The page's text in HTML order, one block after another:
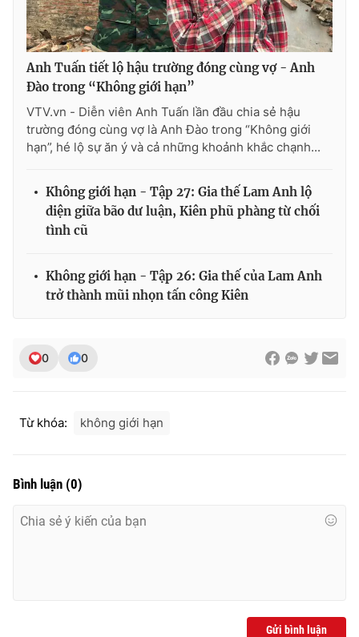
Anh Tuấn tiết lộ hậu trường đóng cùng vợ - Anh
Đào trong “Không giới hạn”
VTV.vn - Diễn viên Anh Tuấn lần đầu chia sẻ hậu
trường đóng cùng vợ là Anh Đào trong “Không giới
hạn”, hé lộ sự ăn ý và cả những khoảnh khắc chạnh...
Không giới hạn - Tập 27: Gia thế Lam Anh lộ
diện giữa bão dư luận, Kiên phũ phàng từ chối
tình cũ
Không giới hạn - Tập 26: Gia thế của Lam Anh
trở thành mũi nhọn tấn công Kiên
0 0
Từ khóa: không giới hạn
Bình luận (0)
Gửi bình luận